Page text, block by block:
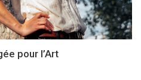
pour l’Art